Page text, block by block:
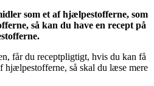
som et af hjælpestofferne, som
så kan du have en recept på
får du receptpligtigt, hvis du kan få
hjælpestofferne, så skal du læse mere